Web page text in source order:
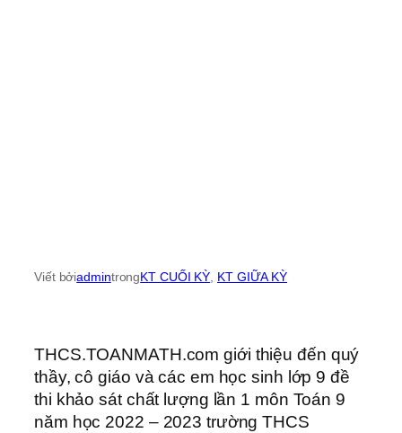
Viết bởiadmintrongKT CUỐI KỲ KT GIỮA KỲ
THCS.TOANMATH.com giới thiệu đến quý
thầy, cô giáo và các em học sinh lớp 9 đề
thi khảo sát chất lượng lần 1 môn Toán 9
năm học 2022 – 2023 trường THCS